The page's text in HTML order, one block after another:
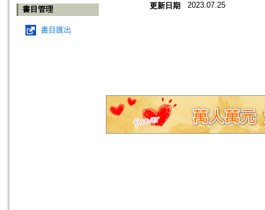
書目管理
書目匯出
更新日期 2023.07.25